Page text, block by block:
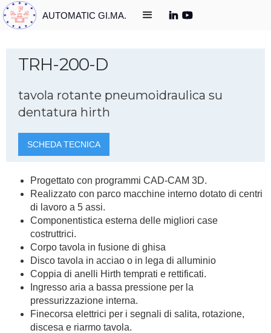
AUTOMATIC GI.MA.
TRH-200-D
tavola rotante pneumoidraulica su
dentatura hirth
SCHEDA TECNICA
Progettato con programmi CAD-CAM 3D.
Realizzato con parco macchine interno dotato di centri
di lavoro a 5 assi.
Componentistica esterna delle migliori case
costruttrici.
Corpo tavola in fusione di ghisa
Disco tavola in acciao o in lega di alluminio
Coppia di anelli Hirth temprati e rettificati.
Ingresso aria a bassa pressione per la
pressurizzazione interna.
Finecorsa elettrici per i segnali di salita, rotazione,
discesa e riarmo tavola.